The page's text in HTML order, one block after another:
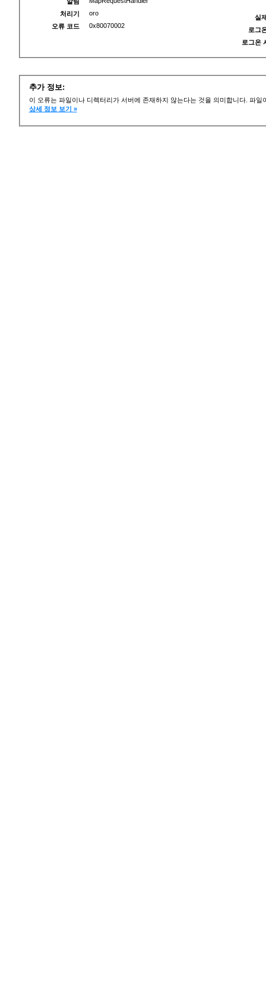
처리기
oro
오류 코드
0x80070002
실
로그
로그온
추가 정보:
이 오류는 파일이나 디렉터리가 서버에 존재하지 않는다는 것을 의미합니다. 파
상세 정보 보기 »